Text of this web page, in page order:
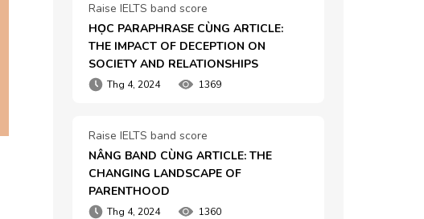
Raise IELTS band score
HỌC PARAPHRASE CÙNG ARTICLE:
THE IMPACT OF DECEPTION ON
SOCIETY AND RELATIONSHIPS
Thg 4, 2024 1369
Raise IELTS band score
NÂNG BAND CÙNG ARTICLE: THE
CHANGING LANDSCAPE OF
PARENTHOOD
Thg 4, 2024 1360